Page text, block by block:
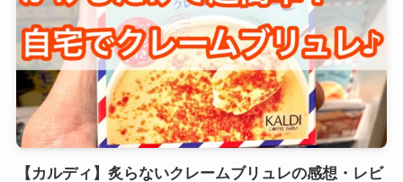
【カルディ】炙らないクレームブリュレの感想・レビ